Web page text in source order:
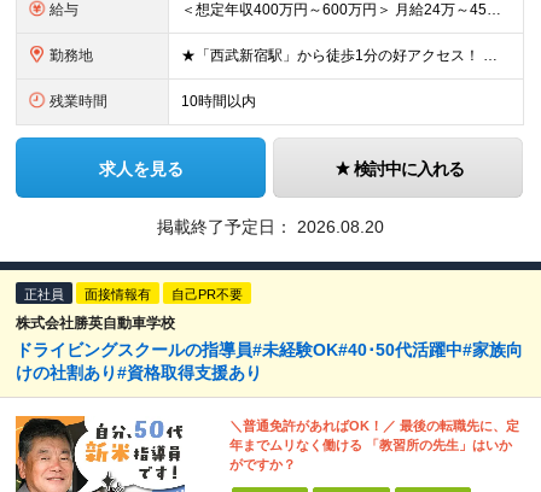
給与 ＜想定年収400万円～600万円＞ 月給24万～45万円+各種手当+賞与年2回 ※超過分は別途支給 ※試用期間3ヶ月あり（期間中は講師手当は減額支給、その他の待遇に差異なし） ※固定残業代：時間外労働
勤務地 ★「西武新宿駅」から徒歩1分の好アクセス！ 東京都新宿区百人町1-5-6 ※(変更の範囲)上記を除く当社関連勤務地
残業時間 10時間以内
求人を見る 検討中に入れる
掲載終了予定日： 2026.08.20
正社員 面接情報有 自己PR不要
株式会社勝英自動車学校
ドライビングスクールの指導員#未経験OK#40･50代活躍中#家族向
けの社割あり#資格取得支援あり
＼普通免許があればOK！／ 最後の転職先に、定
年までムリなく働ける 「教習所の先生」はいか
がですか？